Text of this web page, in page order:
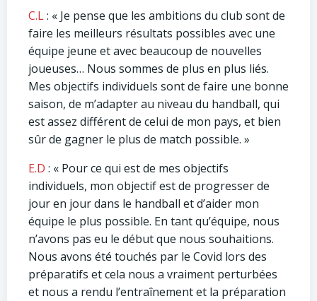
C.L: « Je pense que les ambitions du club sont de
faire les meilleurs résultats possibles avec une
équipe jeune et avec beaucoup de nouvelles
joueuses… Nous sommes de plus en plus liés.
Mes objectifs individuels sont de faire une bonne
saison, de m’adapter au niveau du handball, qui
est assez différent de celui de mon pays, et bien
sûr de gagner le plus de match possible. »
E.D : « Pour ce qui est de mes objectifs
individuels, mon objectif est de progresser de
jour en jour dans le handball et d’aider mon
équipe le plus possible. En tant qu’équipe, nous
n’avons pas eu le début que nous souhaitions.
Nous avons été touchés par le Covid lors des
préparatifs et cela nous a vraiment perturbées
et nous a rendu l’entraînement et la préparation